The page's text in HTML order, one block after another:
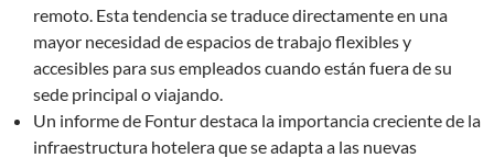
remoto. Esta tendencia se traduce directamente en una
mayor necesidad de espacios de trabajo flexibles y
accesibles para sus empleados cuando están fuera de su
sede principal o viajando.
Un informe de Fontur destaca la importancia creciente de la
infraestructura hotelera que se adapta a las nuevas